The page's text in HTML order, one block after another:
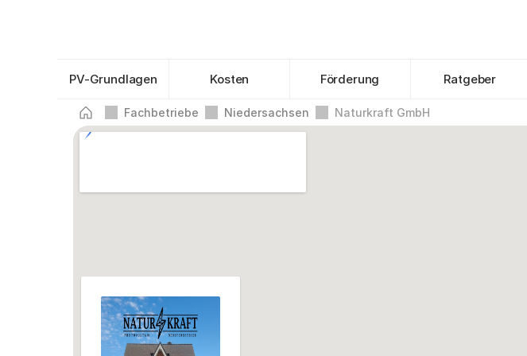
PV-Grundlagen Kosten Förderung Ratgeber
Fachbetriebe Niedersachsen Naturkraft GmbH